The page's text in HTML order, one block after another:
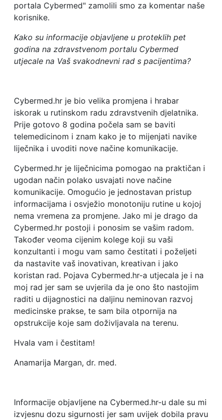
portala Cybermed" zamolili smo za komentar naše
korisnike.
Kako su informacije objavljene u proteklih pet
godina na zdravstvenom portalu Cybermed
utjecale na Vaš svakodnevni rad s pacijentima?
Cybermed.hr je bio velika promjena i hrabar
iskorak u rutinskom radu zdravstvenih djelatnika.
Prije gotovo 8 godina počela sam se baviti
telemedicinom i znam kako je to mijenjati navike
liječnika i uvoditi nove načine komunikacije.
Cybermed.hr je liječnicima pomogao na praktičan i
ugodan način polako usvajati nove načine
komunikacije. Omogućio je jednostavan pristup
informacijama i osvježio monotoniju rutine u kojoj
nema vremena za promjene. Jako mi je drago da
Cybermed.hr postoji i ponosim se vašim radom.
Također veoma cijenim kolege koji su vaši
konzultanti i mogu vam samo čestitati i poželjeti
da nastavite vaš inovativan, kreativan i jako
koristan rad. Pojava Cybermed.hr-a utjecala je i na
moj rad jer sam se uvjerila da je ono što nastojim
raditi u dijagnostici na daljinu neminovan razvoj
medicinske prakse, te sam bila otpornija na
opstrukcije koje sam doživljavala na terenu.
Hvala vam i čestitam!
Anamarija Margan, dr. med.
Informacije objavljene na Cybermed.hr-u dale su mi
izvjesnu dozu sigurnosti jer sam uvijek dobila pravu